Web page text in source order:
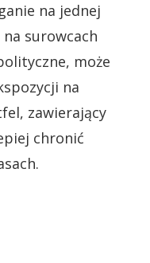
na jednej
surowcach
może
na
zawierający
chronić